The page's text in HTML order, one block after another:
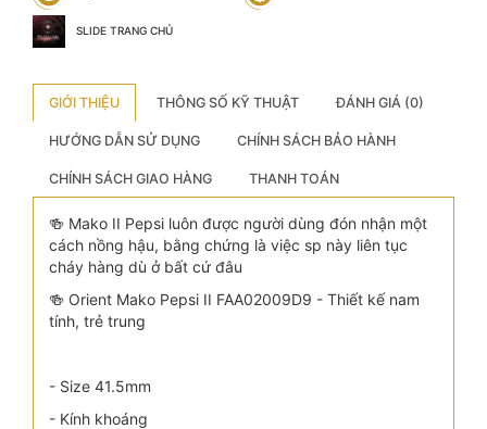
SLIDE TRANG CHỦ
GIỚI THIỆU THÔNG SỐ KỸ THUẬT ĐÁNH GIÁ (0)
HƯỚNG DẪN SỬ DỤNG CHÍNH SÁCH BẢO HÀNH
CHÍNH SÁCH GIAO HÀNG THANH TOÁN
🍻 Mako II Pepsi luôn được người dùng đón nhận một
cách nồng hậu, bằng chứng là việc sp này liên tục
cháy hàng dù ở bất cứ đâu
🍻 Orient Mako Pepsi II FAA02009D9 - Thiết kế nam
tính, trẻ trung
- Size 41.5mm
- Kính khoáng